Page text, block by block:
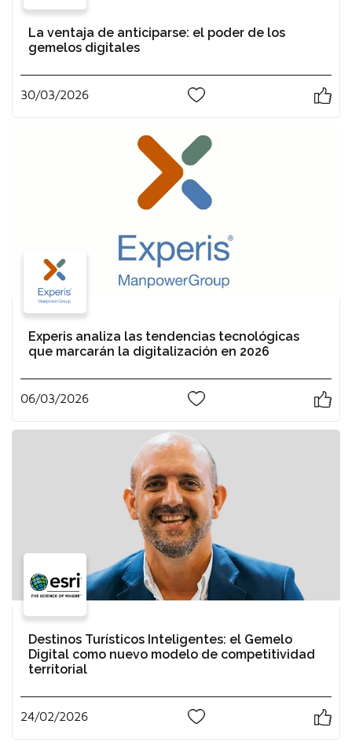
La ventaja de anticiparse: el poder de los
gemelos digitales
30/03/2026
Experis analiza las tendencias tecnológicas
que marcarán la digitalización en 2026
06/03/2026
Destinos Turísticos Inteligentes: el Gemelo
Digital como nuevo modelo de competitividad
territorial
24/02/2026